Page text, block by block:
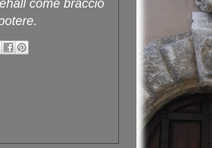
come braccio